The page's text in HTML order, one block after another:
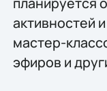
активностей
мастер-
эфиров и